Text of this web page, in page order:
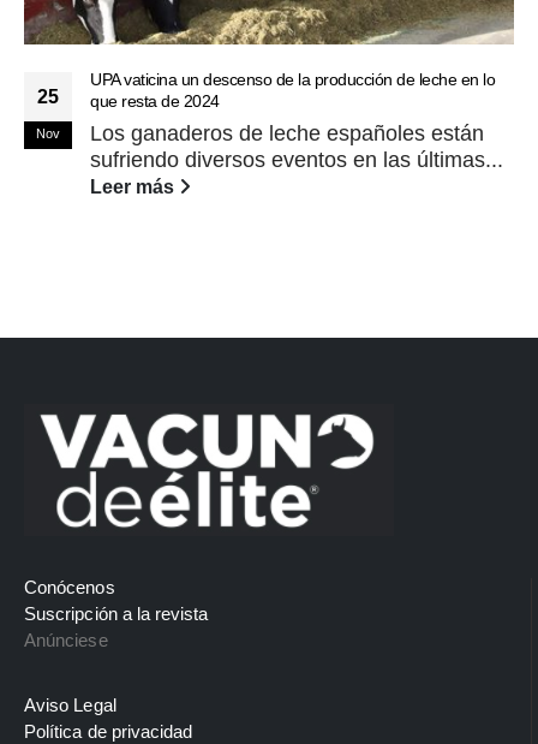
25
Nov
UPA vaticina un descenso de la producción de leche en lo
que resta de 2024
Los ganaderos de leche españoles están
sufriendo diversos eventos en las últimas...
Leer más
Conócenos
Suscripción a la revista
Anúnciese
Aviso Legal
Política de privacidad